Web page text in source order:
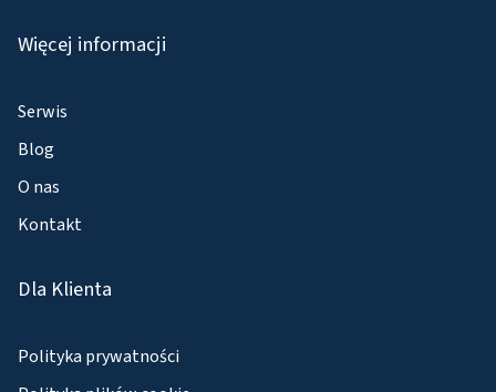
Więcej informacji
Serwis
Blog
O nas
Kontakt
Dla Klienta
Polityka prywatności